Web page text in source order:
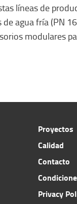
líneas de
agua fría (PN
modulares
Proyectos
Calidad
Contacto
Privacy